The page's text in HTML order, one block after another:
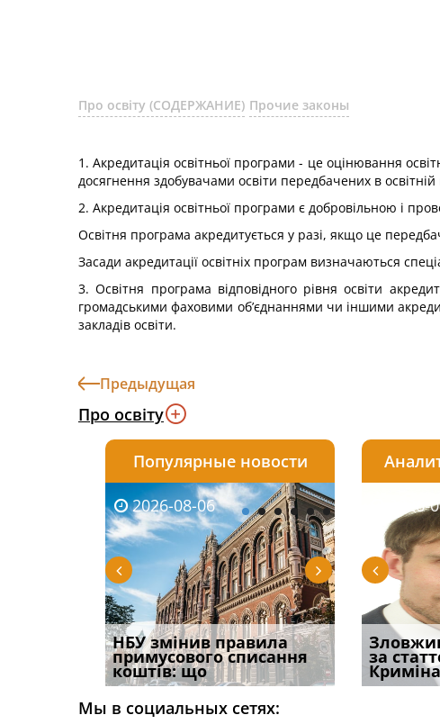
Про освіту (СОДЕРЖАНИЕ) Прочие законы
1. Акредитація освітньої програми - це оцінювання
досягнення здобувачами освіти передбачених в
2. Акредитація освітньої програми є добровільною і
Освітня програма акредитується у разі, якщо це
Засади акредитації освітніх програм визначаються
3. Освітня програма відповідного рівня освіти
громадськими фаховими об’єднаннями чи іншими
закладів освіти.
Предыдущая
Про освіту
Популярные новости
2026-08-06
НБУ змінив правила
примусового списання
коштів: що
2026-08-
Якщо суд
наявніс
2026-08-03
Водії можуть отримати
компенсацію за
незаконні дії
2026-
за
Мы в социальных сетях: